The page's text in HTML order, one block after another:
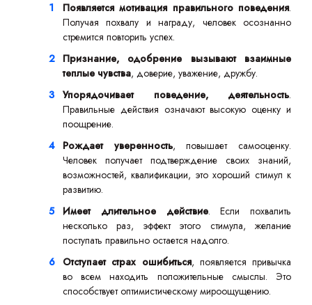
Появляется мотивация правильного поведения.
Получая похвалу и награду, человек осознанно
стремится повторить успех.
Признание, одобрение вызывают взаимные
теплые чувства, доверие, уважение, дружбу.
Упорядочивает поведение, деятельность.
Правильные действия означают высокую оценку и
поощрение.
Рождает уверенность, повышает самооценку.
Человек получает подтверждение своих знаний,
возможностей, квалификации, это хороший стимул к
развитию.
Имеет длительное действие. Если похвалить
несколько раз, эффект этого стимула, желание
поступать правильно остается надолго.
Отступает страх ошибиться, появляется привычка
во всем находить положительные смыслы. Это
способствует оптимистическому мироощущению.